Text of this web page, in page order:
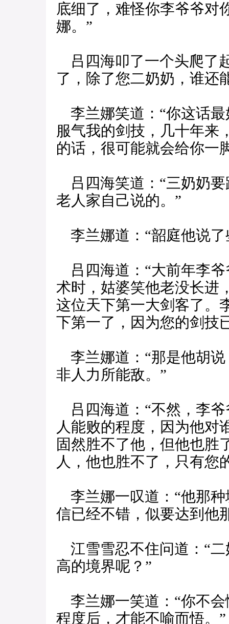
底细了，难怪你李爷爷对
娜。”
吕四海叩了一个头爬了
了，除了您二奶奶，谁还
李兰娜笑道：“你这话
服气我的剑技，几十年来
的话，很可能就会给你一
吕四海笑道：“三奶奶
老人家自己说的。”
李兰娜道：“韶庭他说了
吕四海道：“大前年李
术时，姑婆笑他老没长进
这位天下第一大剑客了。
下第一了，因为您的剑技
李兰娜道：“那是他胡
非人力所能敌。”
吕四海道：“不然，李
人能败的程度，因为他对
固然胜不了他，但他也胜
人，他也胜不了，只有您
李兰娜一叹道：“他那
信已经不错，似要达到他
江雪雪忍不住问道：“
高的境界呢？”
李兰娜一笑道：“你不
程度后，才能不喻而悟。”